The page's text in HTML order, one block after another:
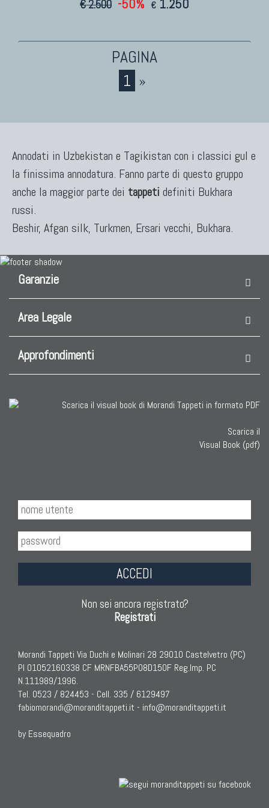
Kilim Vecchi E Antichi
Nuovissimi Kilim India
TAPPETI PER ARREDAMENTO
Tappeti Turchi Vecchi E Nuovi
Tappeti Turcomanni Vecchi E Nuovi
Tappeti Ghazni
Tappeti Beluci
€ 2.500 -50% € 1.250
1 »
Annodati in Uzbekistan e Tagikistan con i classici gul e
la finissima annodatura. Fanno parte di questo gruppo
anche la maggior parte dei tappeti definiti Bukhara
russi.
Beshir, Afgan silk, Turkmen, Ersari vecchi, Bukhara.
Garanzie
Area Legale
Approfondimenti
Scarica il
Visual Book (pdf)
ACCEDI
Non sei ancora registrato?
Registrati
Morandi Tappeti Via Duchi e Molinari 28 29010 Castelvetro (PC)
PI 01052160338 CF MRNFBA55P08D150F Reg.Imp. PC
N.111989/1996.
Tel. 0523 / 824453 - Cell. 335 / 6129497
fabiomorandi@moranditappeti.it - info@moranditappeti.it
by Essequadro